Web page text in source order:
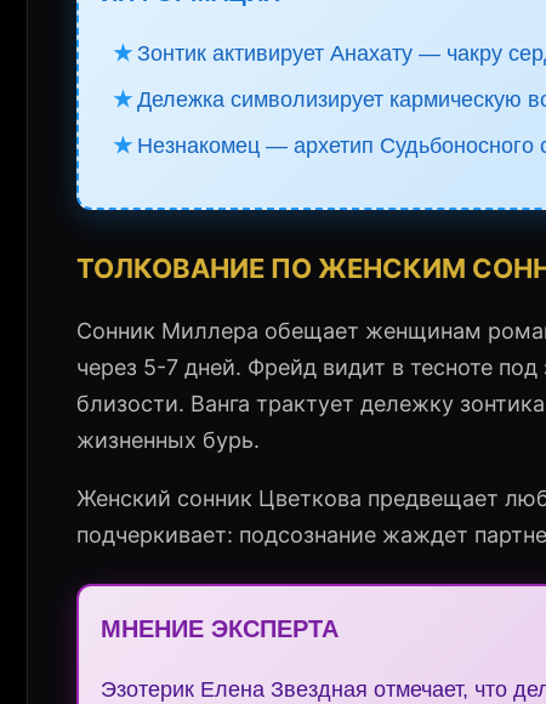
★ Зонтик активирует Анахату — чакру
★ Дележка символизирует кармическую
★ Незнакомец — архетип Судьбоносного
ТОЛКОВАНИЕ ПО ЖЕНСКИМ
Сонник Миллера обещает женщинам
через 5-7 дней. Фрейд видит в тесноте
близости. Ванга трактует дележку
жизненных бурь.
Женский сонник Цветкова предвещает
подчеркивает: подсознание жаждет
МНЕНИЕ ЭКСПЕРТА
Эзотерик Елена Звездная отмечает, что